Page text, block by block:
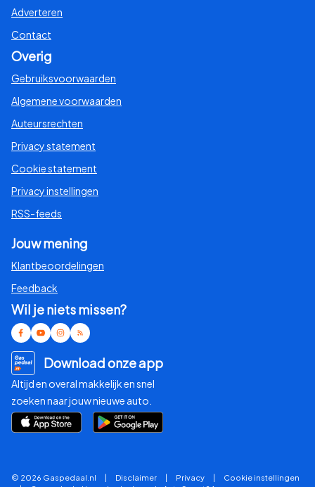
Adverteren
Contact
Overig
Gebruiksvoorwaarden
Algemene voorwaarden
Auteursrechten
Privacy statement
Cookie statement
Privacy instellingen
RSS-feeds
Jouw mening
Klantbeoordelingen
Feedback
Wil je niets missen?
Download onze app
Altijd en overal makkelijk en snel
zoeken naar jouw nieuwe auto.
© 2026 Gaspedaal.nl | Disclaimer | Privacy |
Cookie instellingen